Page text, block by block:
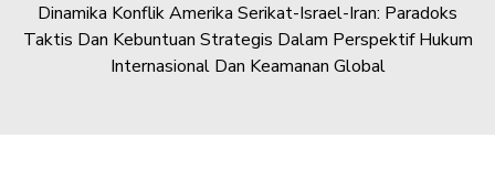
Dinamika Konflik Amerika Serikat-Israel-Iran: Paradoks
Taktis Dan Kebuntuan Strategis Dalam Perspektif Hukum
Internasional Dan Keamanan Global